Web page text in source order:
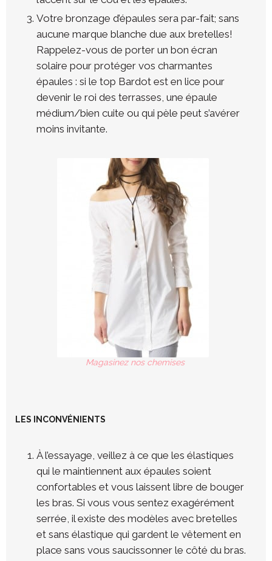
Votre bronzage d’épaules sera par-fait; sans
aucune marque blanche due aux bretelles!
Rappelez-vous de porter un bon écran
solaire pour protéger vos charmantes
épaules : si le top Bardot est en lice pour
devenir le roi des terrasses, une épaule
médium/bien cuite ou qui pèle peut s’avérer
moins invitante.
Magasinez nos chemises
LES INCONVÉNIENTS
À l’essayage, veillez à ce que les élastiques
qui le maintiennent aux épaules soient
confortables et vous laissent libre de bouger
les bras. Si vous vous sentez exagérément
serrée, il existe des modèles avec bretelles
et sans élastique qui gardent le vêtement en
place sans vous saucissonner le côté du bras.